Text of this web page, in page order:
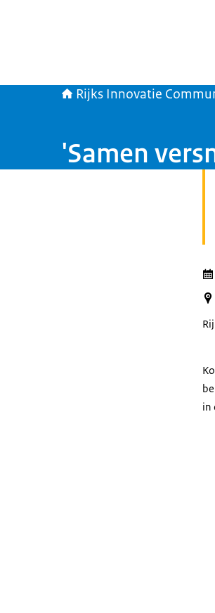
Rijks Innovatie
'Samen
in